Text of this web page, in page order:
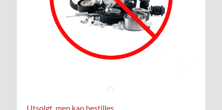
Utsolgt, men kan bestilles